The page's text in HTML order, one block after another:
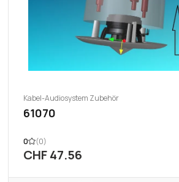
Kabel-Audiosystem Zubehör
61070
0 (0)
CHF 47.56